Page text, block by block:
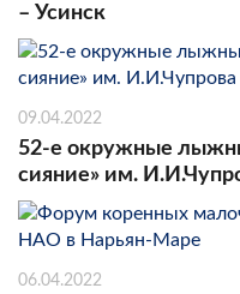
– Усинск
09.04.2022
52-е окружные
сияние» им.
06.04.2022